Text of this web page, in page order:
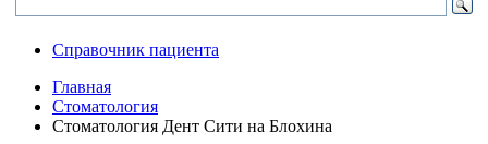
Справочник пациента
Главная
Стоматология
Стоматология Дент Сити на Блохина